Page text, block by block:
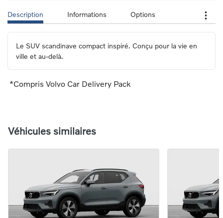
Description Informations Options
Le SUV scandinave compact inspiré. Conçu pour la vie en
ville et au-delà.
*Compris Volvo Car Delivery Pack
Véhicules similaires